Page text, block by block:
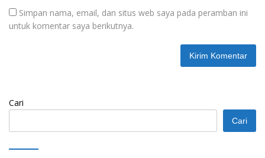
Simpan nama, email, dan situs web saya pada peramban ini
untuk komentar saya berikutnya.
Cari
Cari